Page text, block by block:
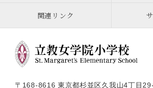
関連リンク
〒168-8616 東京都杉並区久我山4丁目